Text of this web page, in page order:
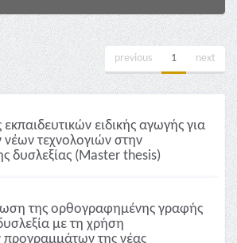
previous 1 next
εκπαιδευτικών ειδικής αγωγής για
τεχνολογιών στην
δυσλεξίας (Master thesis)
της ορθογραφημένης γραφής
με τη χρήση
προγραμμάτων της νέας